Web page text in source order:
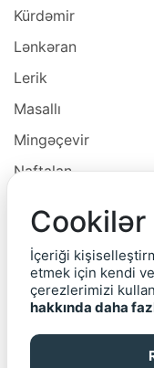
Kürdəmir
Lənkəran
Lerik
Masallı
Mingəçevir
Naftalan
Neftçala
Oğuz
Ordubad
Cookilər
İçeriği
etmek için kendi
çerezlerimizi
hakkında daha